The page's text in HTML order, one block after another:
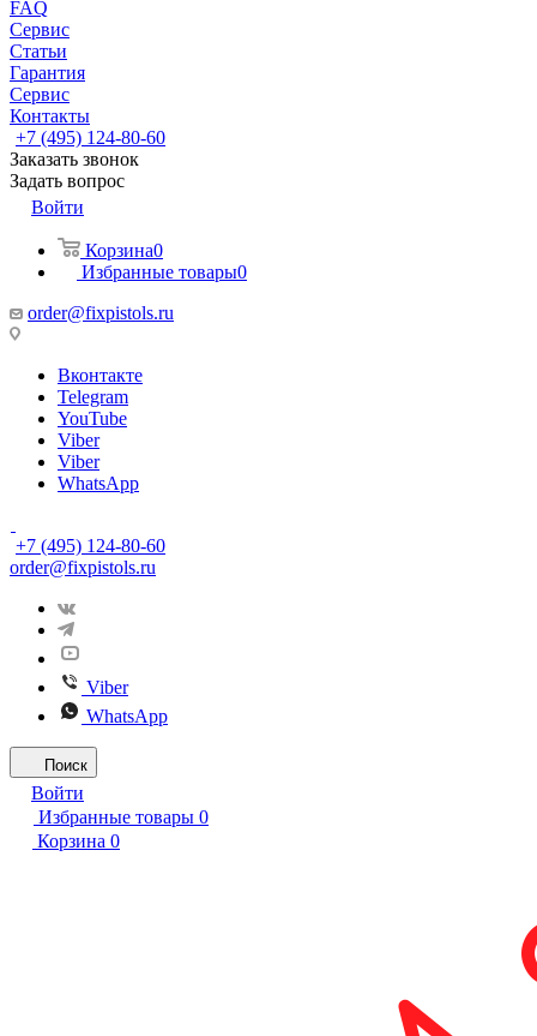
FAQ
Сервис
Статьи
Гарантия
Сервис
Контакты
+7 (495) 124-80-60
Заказать звонок
Задать вопрос
Войти
Корзина0
Избранные товары0
order@fixpistols.ru
Вконтакте
Telegram
YouTube
Viber
Viber
WhatsApp
+7 (495) 124-80-60
order@fixpistols.ru
Viber
WhatsApp
Поиск
Войти
Избранные товары 0
Корзина 0